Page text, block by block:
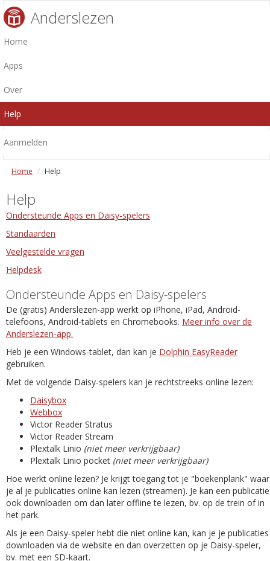
Anderslezen
Home
Apps
Over
Help
Aanmelden
Home Help
Help
Ondersteunde Apps en Daisy-spelers
Standaarden
Veelgestelde vragen
Helpdesk
Ondersteunde Apps en Daisy-spelers
De (gratis) Anderslezen-app werkt op iPhone, iPad, Android-
telefoons, Android-tablets en Chromebooks. Meer info over de
Anderslezen-app.
Heb je een Windows-tablet, dan kan je Dolphin EasyReader
gebruiken.
Met de volgende Daisy-spelers kan je rechtstreeks online lezen:
Daisybox
Webbox
Victor Reader Stratus
Victor Reader Stream
Plextalk Linio (niet meer verkrijgbaar)
Plextalk Linio pocket (niet meer verkrijgbaar)
Hoe werkt online lezen? Je krijgt toegang tot je "boekenplank" waar
je al je publicaties online kan lezen (streamen). Je kan een publicatie
ook downloaden om dan later offline te lezen, bv. op de trein of in
het park.
Als je een Daisy-speler hebt die niet online kan, kan je je publicaties
downloaden via de website en dan overzetten op je Daisy-speler,
bv. met een SD-kaart.